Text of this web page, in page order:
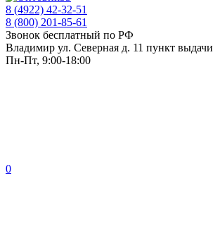
8 (4922) 42-32-51
8 (800) 201-85-61
Звонок бесплатный по РФ
Владимир ул. Северная д. 11 пункт выдачи
Пн-Пт, 9:00-18:00
0